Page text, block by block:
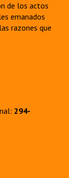
de los actos
emanados
razones que
294-